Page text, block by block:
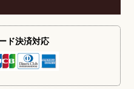
ド決済対応